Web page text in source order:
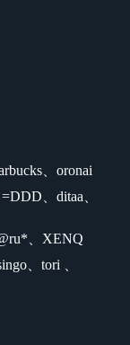
、oronai
、ditaa、
、XENQ
、tori 、